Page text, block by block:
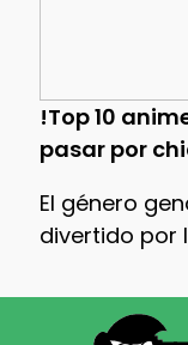
!Top 10
pasar por
El género
divertido por